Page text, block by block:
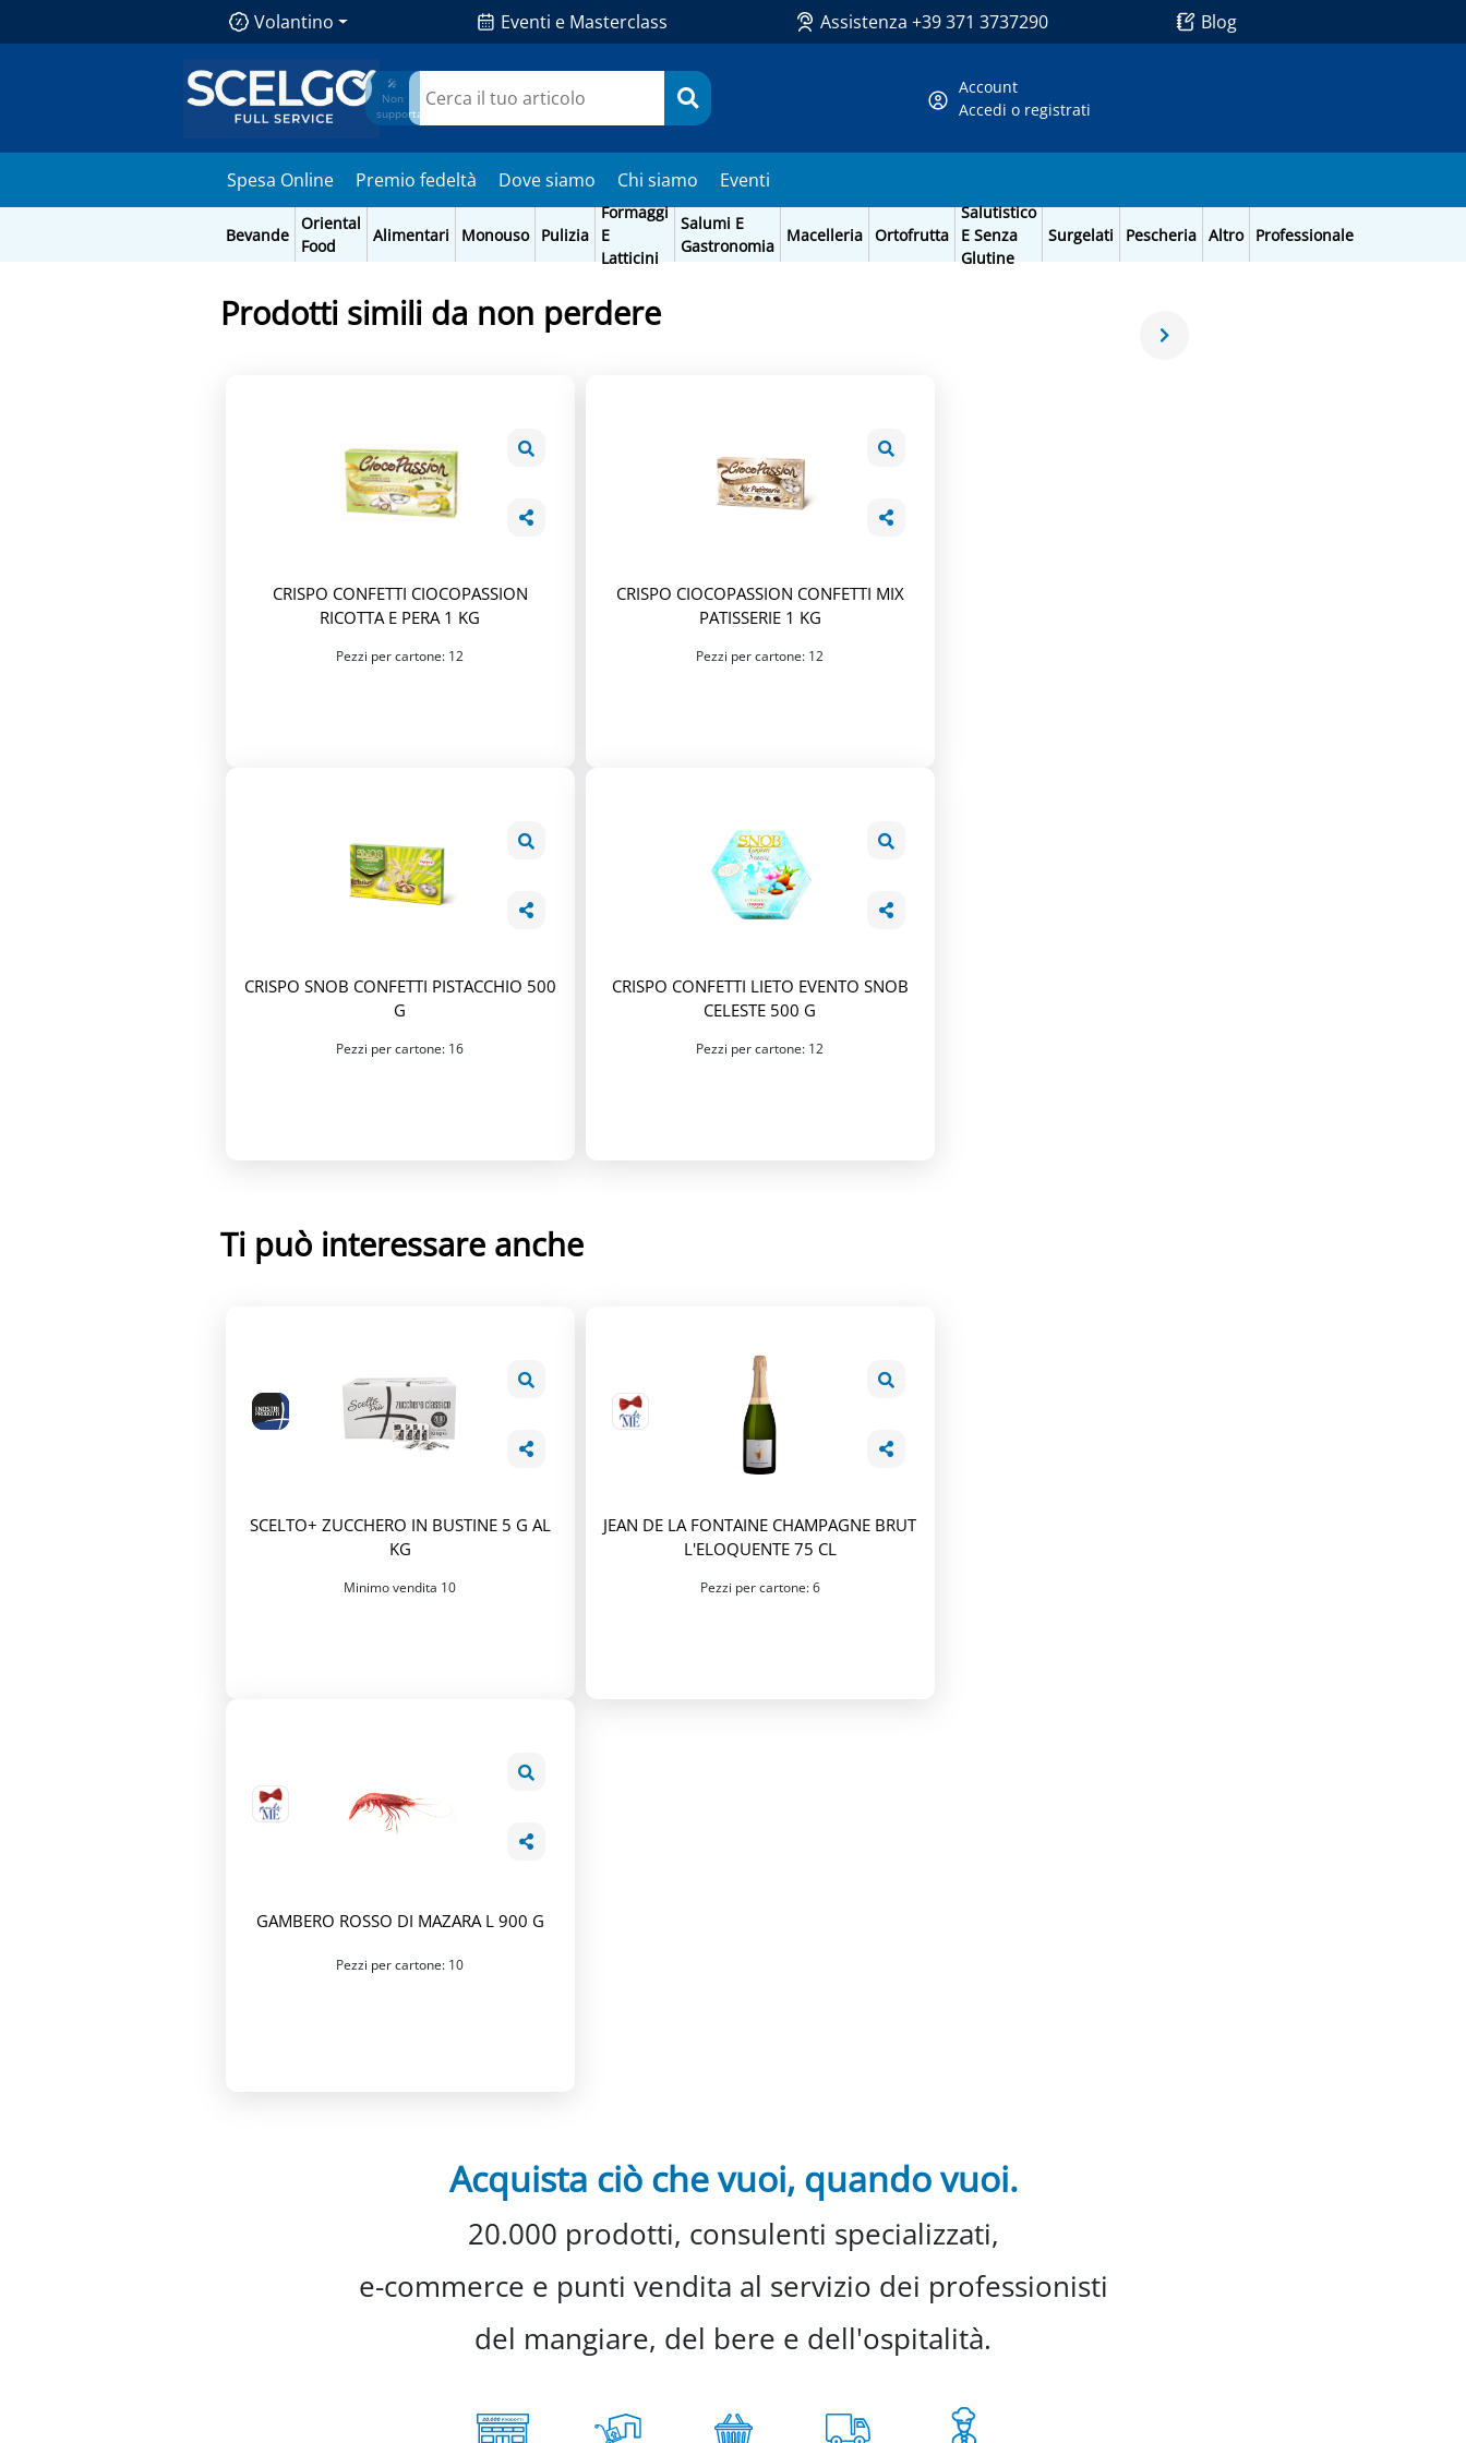
Volantino Eventi e Masterclass Assistenza +39 371 3737290 Blog
🎤
Non
supportato
Account
Accedi o registrati
Spesa Online Premio fedeltà Dove siamo Chi siamo Eventi
Bevande
Oriental
Food
Alimentari Monouso Pulizia
Formaggi
E
Latticini
Salumi E
Gastronomia
Macelleria Ortofrutta
Salutistico
E Senza
Glutine
Surgelati Pescheria Altro Professionale
Prodotti simili da non perdere
CRISPO CONFETTI CIOCOPASSION
RICOTTA E PERA 1 KG
Pezzi per cartone: 12
CRISPO CIOCOPASSION CONFETTI MIX
PATISSERIE 1 KG
Pezzi per cartone: 12
CRISPO SNOB CONFETTI PISTACCHIO 500
G
Pezzi per cartone: 16
CRISPO CONFETTI LIETO EVENTO SNOB
CELESTE 500 G
Pezzi per cartone: 12
Ti può interessare anche
SCELTO+ ZUCCHERO IN BUSTINE 5 G AL
KG
Minimo vendita 10
JEAN DE LA FONTAINE CHAMPAGNE BRUT
L'ELOQUENTE 75 CL
Pezzi per cartone: 6
GAMBERO ROSSO DI MAZARA L 900 G
Pezzi per cartone: 10
Acquista ciò che vuoi, quando vuoi.
20.000 prodotti, consulenti specializzati,
e-commerce e punti vendita al servizio dei professionisti
del mangiare, del bere e dell'ospitalità.